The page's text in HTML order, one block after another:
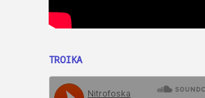
TROIKA